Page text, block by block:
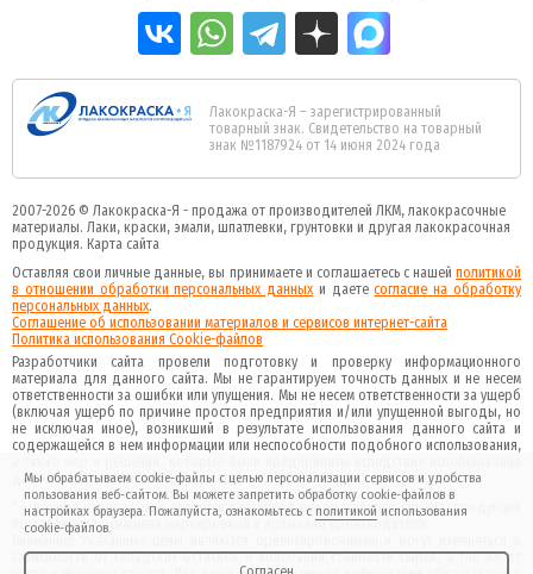
Лакокраска-Я – зарегистрированный
товарный знак. Свидетельство на товарный
знак №1187924 от 14 июня 2024 года
2007-2026 © Лакокраска-Я - продажа от производителей ЛКМ, лакокрасочные
материалы. Лаки, краски, эмали, шпатлевки, грунтовки и другая лакокрасочная
продукция. Карта сайта
Оставляя свои личные данные, вы принимаете и соглашаетесь с нашей политикой
в отношении обработки персональных данных и даетеcогласие на обработку
персональных данных.
Соглашение об использовании материалов и сервисов интернет-сайта
Политика использования Cookie-файлов
Разработчики сайта провели подготовку и проверку информационного
материала для данного сайта. Мы не гарантируем точность данных и не несем
ответственности за ошибки или упущения. Мы не несем ответственности за ущерб
(включая ущерб по причине простоя предприятия и/или упущенной выгоды, но
не исключая иное), возникший в результате использования данного сайта и
содержащейся в нем информации или неспособности подобного использования,
данного сайта и данной информации.
* - данное изображение является картинкой декоративного смысла, продукция
поставляемая оснащена маркировкой и ярлыками производителя
Внимание! Указанные цены являются ориентировочными и могут изменяться в
зависимости от складских остатков и колебаний стоимости сырья, а так же от
Мы обрабатываем cookie-файлы с целью персонализации сервисов и удобства
пользования веб-сайтом. Вы можете запретить обработку cookie-файлов в
настройках браузера. Пожалуйста, ознакомьтесь с политикой использования
cookie-файлов.